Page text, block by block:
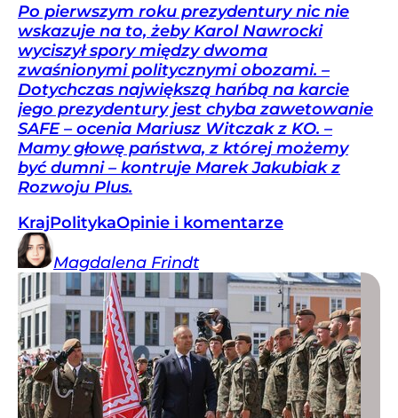
Po pierwszym roku prezydentury nic nie
wskazuje na to, żeby Karol Nawrocki
wyciszył spory między dwoma
zwaśnionymi politycznymi obozami. –
Dotychczas największą hańbą na karcie
jego prezydentury jest chyba zawetowanie
SAFE – ocenia Mariusz Witczak z KO. –
Mamy głowę państwa, z której możemy
być dumni – kontruje Marek Jakubiak z
Rozwoju Plus.
KrajPolitykaOpinie i komentarze
Magdalena Frindt